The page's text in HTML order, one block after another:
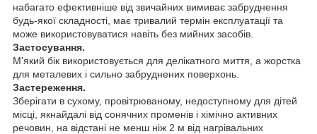
набагато ефективніше від звичайних вимиває забруднення
будь-якої складності, має тривалий термін експлуатації та
може використовуватися навіть без мийних засобів.
Застосування.
М'який бік використовується для делікатного миття, а жорстка
для металевих і сильно забруднених поверхонь.
Застереження.
Зберігати в сухому, провітрюваному, недоступному для дітей
місці, якнайдалі від сонячних променів і хімічно активних
речовин, на відстані не менш ніж 2 м від нагрівальних